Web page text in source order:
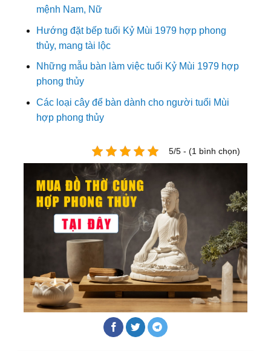
mệnh Nam, Nữ
Hướng đặt bếp tuổi Kỷ Mùi 1979 hợp phong
thủy, mang tài lộc
Những mẫu bàn làm việc tuổi Kỷ Mùi 1979 hợp
phong thủy
Các loại cây để bàn dành cho người tuổi Mùi
hợp phong thủy
5/5 - (1 bình chọn)